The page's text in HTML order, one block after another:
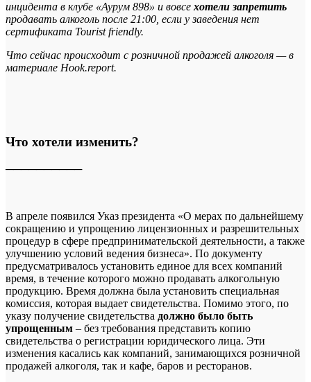
инцидента в клубе «Аурум 898» и вовсехотели запретить
продавать алкоголь после 21:00, если у заведения нет
сертификата Tourist friendly.
Что сейчас происходит с розничной продажей алкоголя — в
материале Hook.report.
Что хотели изменить?
──────────
В апреле появился Указ президента «О мерах по дальнейшему
сокращению и упрощению лицензионных и разрешительных
процедур в сфере предпринимательской деятельности, а также
улучшению условий ведения бизнеса». По документу
предусматривалось установить единое для всех компаний
время, в течение которого можно продавать алкогольную
продукцию. Время должна была установить специальная
комиссия, которая выдает свидетельства. Помимо этого, по
указу получение свидетельства должно было быть
упрощенным – без требования представить копию
свидетельства о регистрации юридического лица. Эти
изменения касались как компаний, занимающихся розничной
продажей алкоголя, так и кафе, баров и ресторанов.